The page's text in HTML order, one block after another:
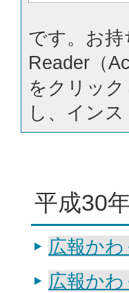
です。お
Reader（
をクリッ
し、イン
平成30
広報か
広報か